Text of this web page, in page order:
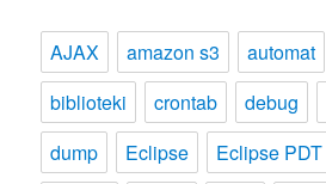
AJAX amazon s3 automat
biblioteki
crontab debug
dump
Eclipse Eclipse PDT